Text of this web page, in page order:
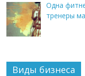
Одна
тренеры
Виды бизнеса